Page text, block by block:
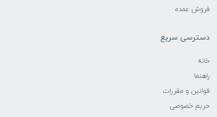
فروش عمده
دسترسی سریع
خانه
راهنما
قوانین و مقررات
حریم خصوصی